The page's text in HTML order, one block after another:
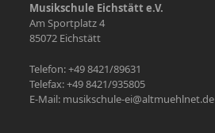
Musikschule Eichstätt e.V.
Am Sportplatz 4
85072 Eichstätt
Telefon: +49 8421/89631
Telefax: +49 8421/935805
E-Mail: musikschule-ei@altmuehlnet.de